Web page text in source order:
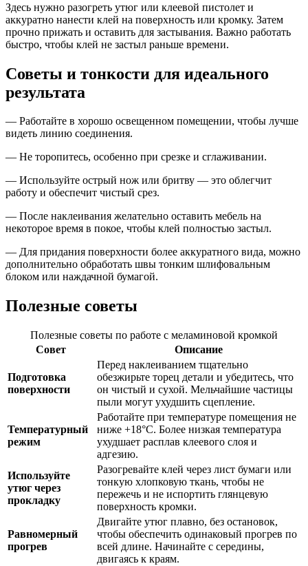
Здесь нужно разогреть утюг или клеевой пистолет и
аккуратно нанести клей на поверхность или кромку. Затем
прочно прижать и оставить для застывания. Важно работать
быстро, чтобы клей не застыл раньше времени.
Советы и тонкости для идеального
результата
— Работайте в хорошо освещенном помещении, чтобы лучше
видеть линию соединения.
— Не торопитесь, особенно при срезке и сглаживании.
— Используйте острый нож или бритву — это облегчит
работу и обеспечит чистый срез.
— После наклеивания желательно оставить мебель на
некоторое время в покое, чтобы клей полностью застыл.
— Для придания поверхности более аккуратного вида, можно
дополнительно обработать швы тонким шлифовальным
блоком или наждачной бумагой.
Полезные советы
Полезные советы по работе с меламиновой кромкой
Совет
Описание
Подготовка
поверхности
Перед наклеиванием тщательно
обезжирьте торец детали и убедитесь, что
он чистый и сухой. Мельчайшие частицы
пыли могут ухудшить сцепление.
Температурный
режим
Работайте при температуре помещения не
ниже +18°C. Более низкая температура
ухудшает расплав клеевого слоя и
адгезию.
Используйте
утюг через
прокладку
Разогревайте клей через лист бумаги или
тонкую хлопковую ткань, чтобы не
пережечь и не испортить глянцевую
поверхность кромки.
Равномерный
прогрев
Двигайте утюг плавно, без остановок,
чтобы обеспечить одинаковый прогрев по
всей длине. Начинайте с середины,
двигаясь к краям.